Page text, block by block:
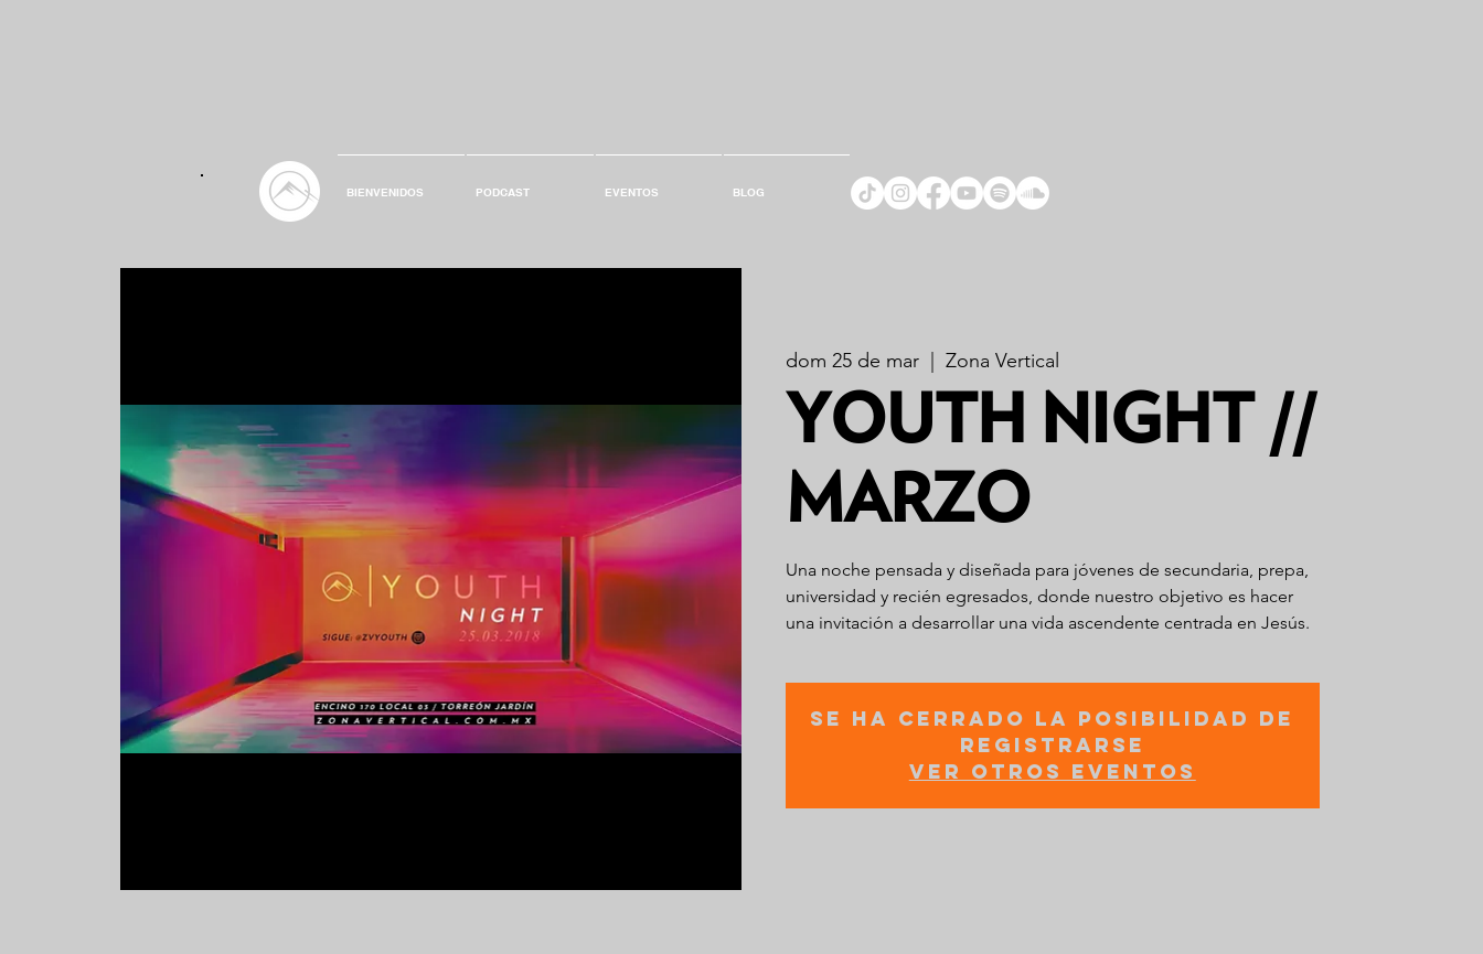
dom 25 de mar Zona Vertical
YOUTH NIGHT //
MARZO
Una noche pensada y diseñada para jóvenes de secundaria, prepa,
universidad y recién egresados, donde nuestro objetivo es hacer
una invitación a desarrollar una vida ascendente centrada en Jesús.
Se ha cerrado la posibilidad de
registrarse
Ver otros eventos
BIENVENIDOS PODCAST EVENTOS BLOG